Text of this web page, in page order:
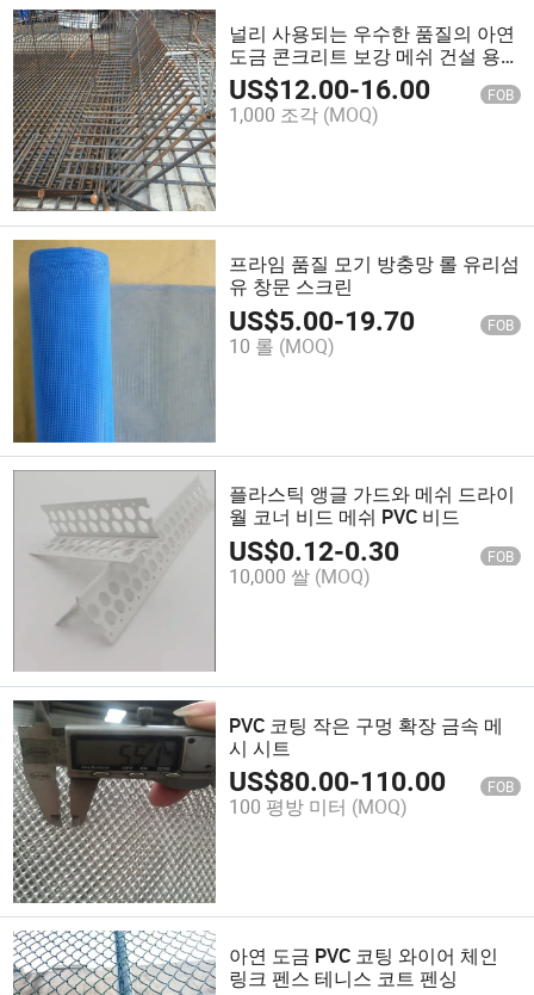
널리 사용되는 우수한 품질의 아연
도금 콘크리트 보강 메쉬 건설 용접
메쉬 패널
US$12.00-16.00 FOB
1,000 조각 (MOQ)
프라임 품질 모기 방충망 롤 유리섬
유 창문 스크린
US$5.00-19.70 FOB
10 롤 (MOQ)
플라스틱 앵글 가드와 메쉬 드라이
월 코너 비드 메쉬 PVC 비드
US$0.12-0.30 FOB
10,000 쌀 (MOQ)
PVC 코팅 작은 구멍 확장 금속 메
시 시트
US$80.00-110.00 FOB
100 평방 미터 (MOQ)
아연 도금 PVC 코팅 와이어 체인
링크 펜스 테니스 코트 펜싱